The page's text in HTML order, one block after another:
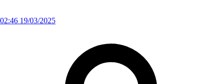
02:46 19/03/2025